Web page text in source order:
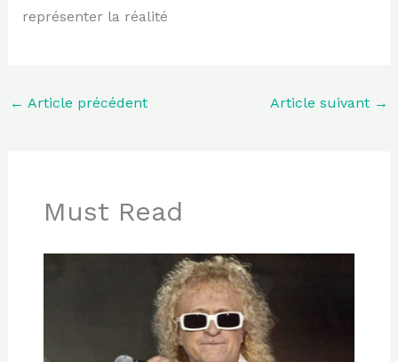
représenter la réalité
← Article précédent Article suivant →
Must Read